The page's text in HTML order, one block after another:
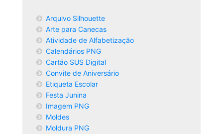
Arquivo Silhouette
Arte para Canecas
Atividade de Alfabetização
Calendários PNG
Cartão SUS Digital
Convite de Aniversário
Etiqueta Escolar
Festa Junina
Imagem PNG
Moldes
Moldura PNG